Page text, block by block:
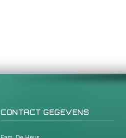
CONTACT GEGEVENS